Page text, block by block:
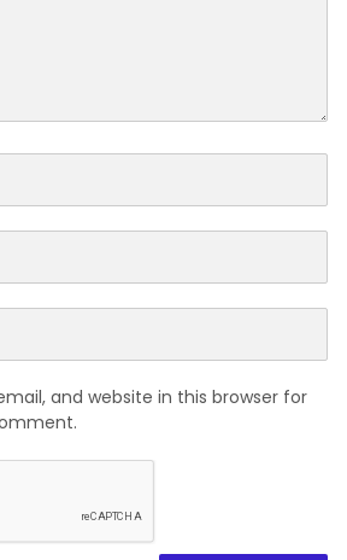
and website in this browser for